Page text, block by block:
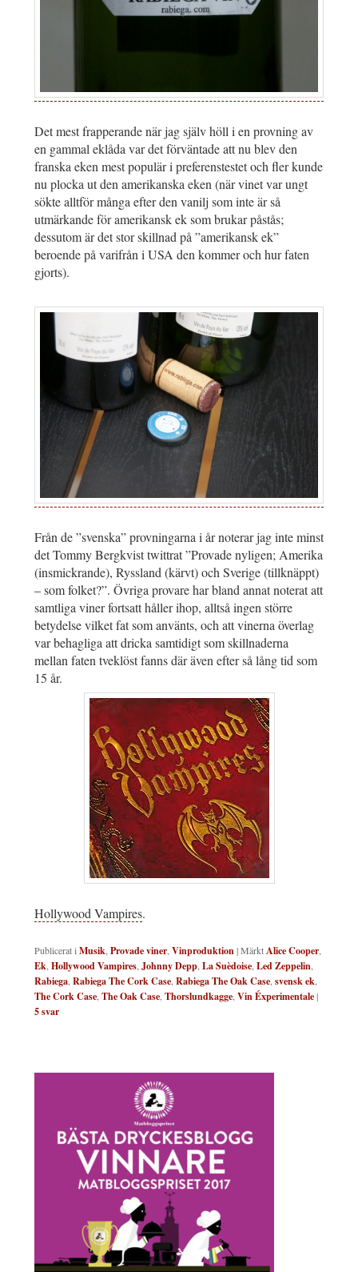
Det mest frapperande när jag själv höll i en provning av
en gammal eklåda var det förväntade att nu blev den
franska eken mest populär i preferenstestet och fler kunde
nu plocka ut den amerikanska eken (när vinet var ungt
sökte alltför många efter den vanilj som inte är så
utmärkande för amerikansk ek som brukar påstås;
dessutom är det stor skillnad på ”amerikansk ek”
beroende på varifrån i USA den kommer och hur faten
gjorts).
Från de ”svenska” provningarna i år noterar jag inte minst
det Tommy Bergkvist twittrat ”Provade nyligen; Amerika
(insmickrande), Ryssland (kärvt) och Sverige (tillknäppt)
– som folket?”. Övriga provare har bland annat noterat att
samtliga viner fortsatt håller ihop, alltså ingen större
betydelse vilket fat som använts, och att vinerna överlag
var behagliga att dricka samtidigt som skillnaderna
mellan faten tveklöst fanns där även efter så lång tid som
15 år.
Hollywood Vampires.
Publicerat i Musik Provade viner Vinproduktion|MärktAlice Cooper
Ek Hollywood Vampires Johnny Depp La Suèdoise Led Zeppelin
Rabiega Rabiega The Cork Case Rabiega The Oak Case svensk ek
The Cork Case The Oak Case Thorslundkagge Vin Éxperimentale|
5svar